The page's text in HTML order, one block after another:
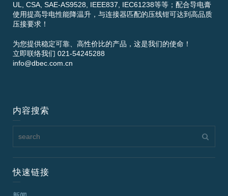
UL, CSA, SAE-AS9528, IEEE837, IEC61238等等；配合导电膏
使用提高导电性能降温升，与连接器匹配的压线钳可达到高品质
压接要求！
为您提供稳定可靠、高性价比的产品，这是我们的使命！
立即联络我们 021-54245288
info@dbec.com.cn
内容搜索
快速链接